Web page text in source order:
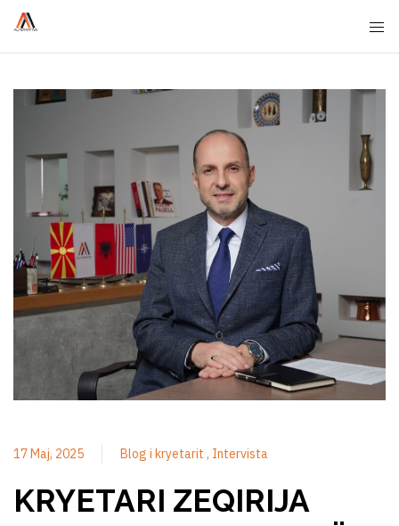
17 Maj, 2025 Blog i kryetarit Intervista
KRYETARI ZEQIRIJA